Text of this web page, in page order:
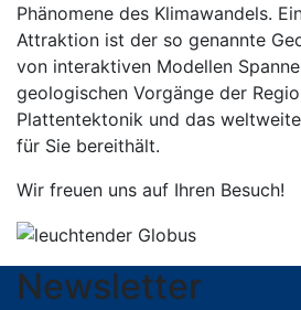
Phänomene des Klimawandels.
Attraktion ist der so genannte
von interaktiven Modellen
geologischen Vorgänge der
Plattentektonik und das
für Sie bereithält.
Wir freuen uns auf Ihren Besuch!
Newsletter